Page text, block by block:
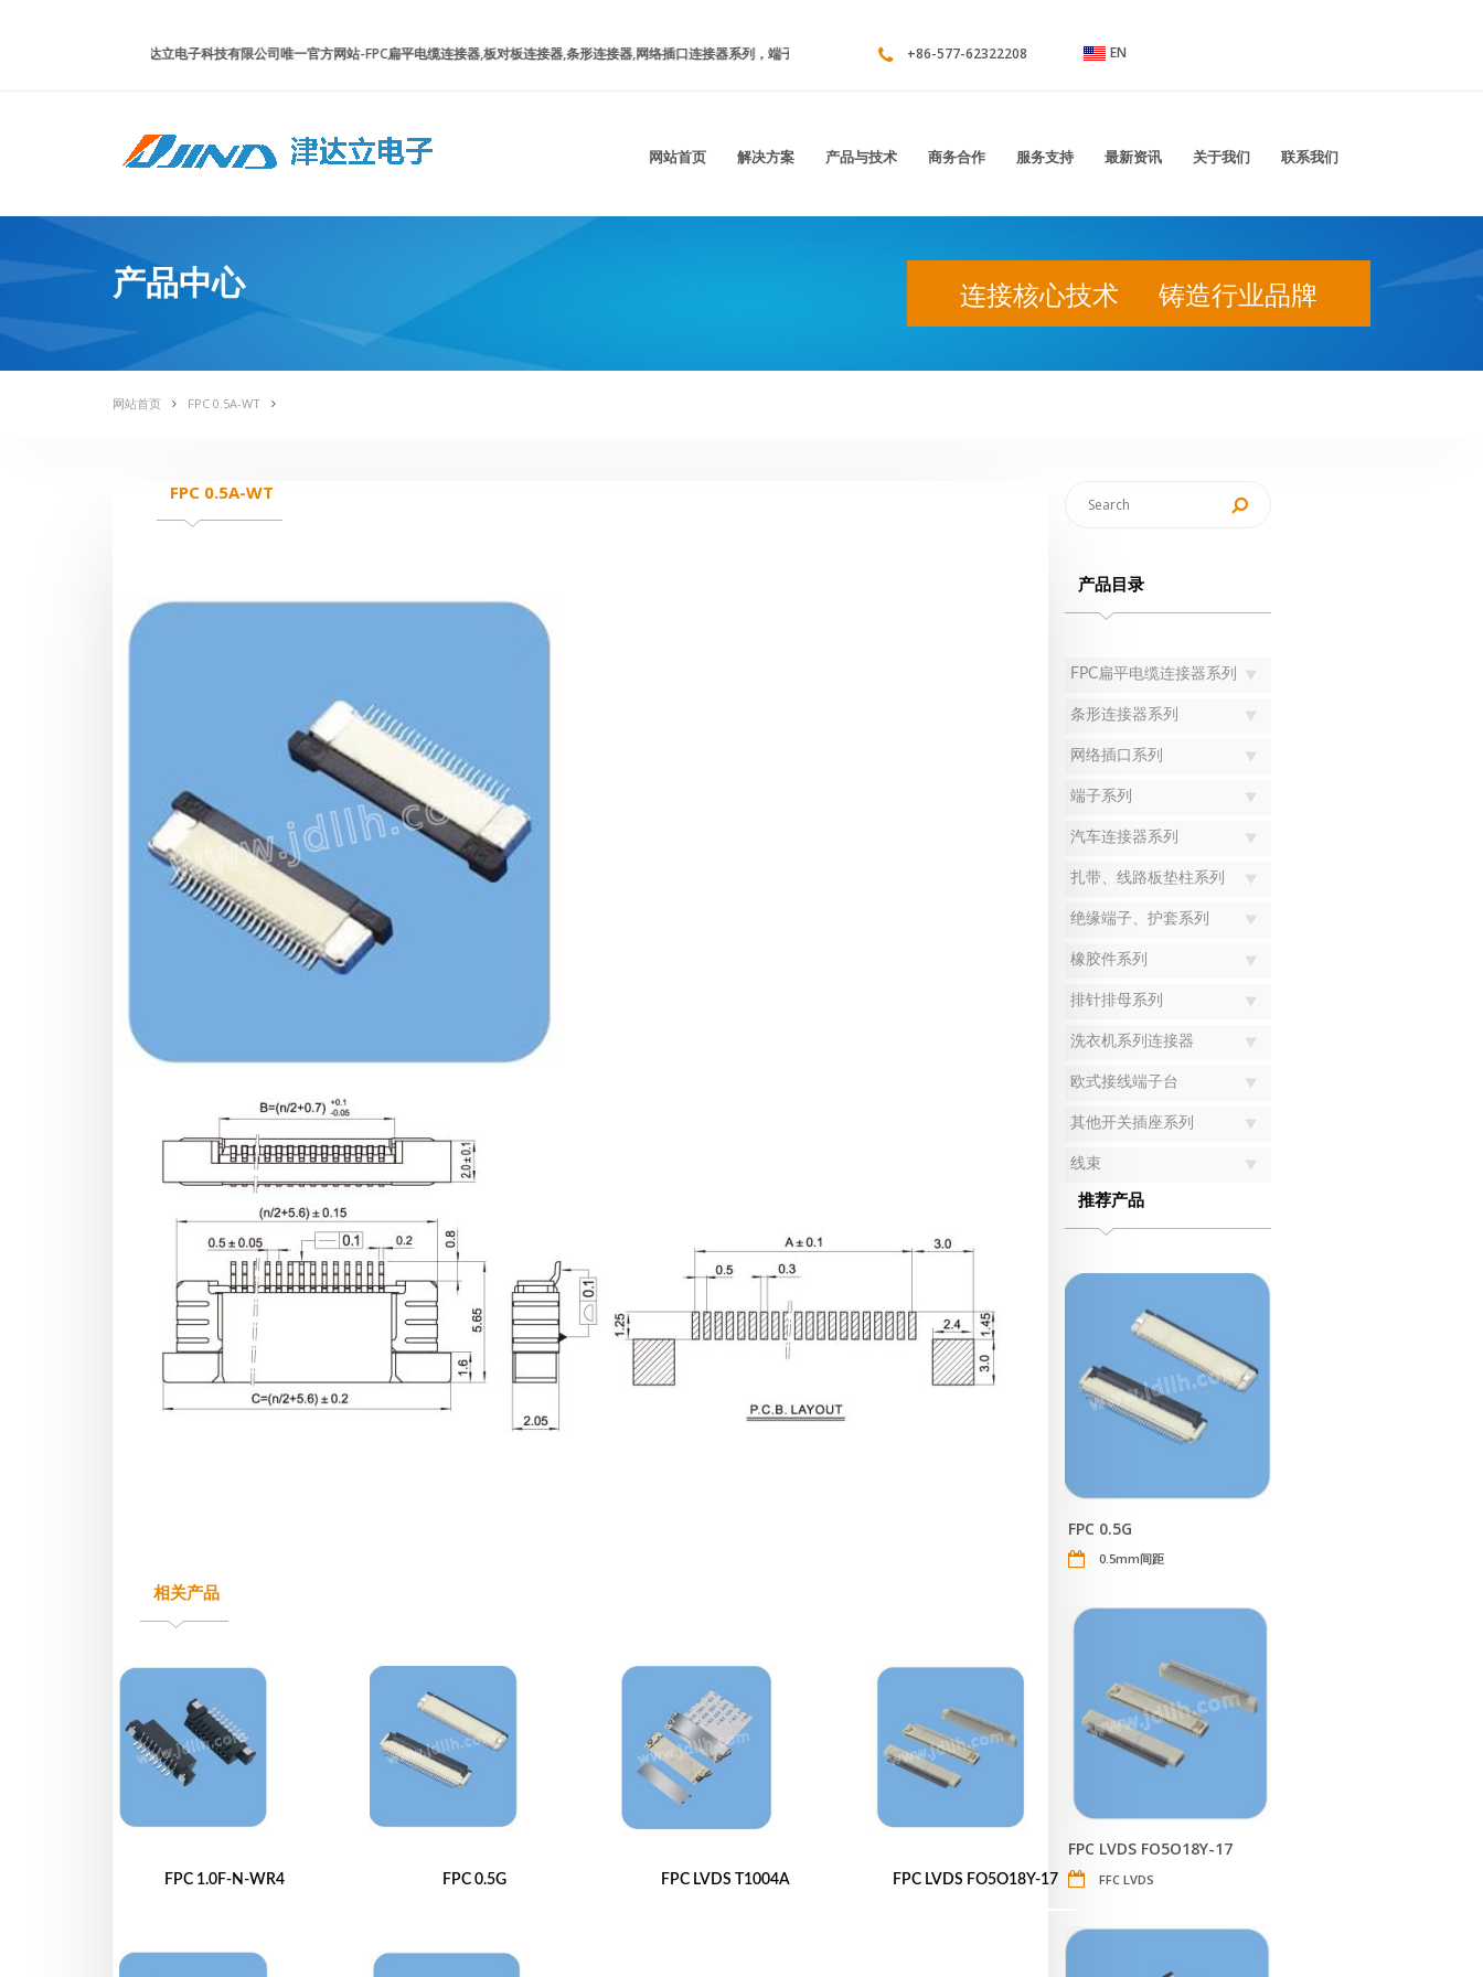
津达立电子科技有限公司唯一官方网站-FPC扁平电缆连接器,板对板连接器,条形连接器,网络插口连接器系列，端子连接器系列，汽车连接器系列，线束，绝缘端子、护套系列，橡胶件系列，排针排母系列，洗衣机系列连接器，欧式接线
+86-577-62322208 EN
网站首页 解决方案 产品与技术 商务合作 服务支持 最新资讯 关于我们 联系我们
产品中心 连接核心技术 铸造行业品牌
网站首页 FPC 0.5A-WT
FPC 0.5A-WT
相关产品
FPC 1.0F-N-WR4 FPC 0.5G FPC LVDS T1004A FPC LVDS FO5O18Y-17
产品目录
FPC扁平电缆连接器系列
条形连接器系列
网络插口系列
端子系列
汽车连接器系列
扎带、线路板垫柱系列
绝缘端子、护套系列
橡胶件系列
排针排母系列
洗衣机系列连接器
欧式接线端子台
其他开关插座系列
线束
推荐产品
FPC 0.5G
0.5mm间距
FPC LVDS FO5O18Y-17
FFC LVDS